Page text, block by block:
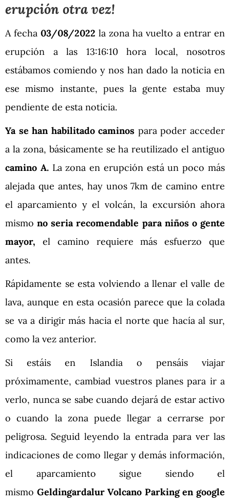
erupción otra vez!
A fecha 03/08/2022 la zona ha vuelto a entrar en
erupción a las 13:16:10 hora local, nosotros
estábamos comiendo y nos han dado la noticia en
ese mismo instante, pues la gente estaba muy
pendiente de esta noticia.
Ya se han habilitado caminos para poder acceder
a la zona, básicamente se ha reutilizado el antiguo
camino A.La zona en erupción está un poco más
alejada que antes, hay unos 7km de camino entre
el aparcamiento y el volcán, la excursión ahora
mismono seria recomendable para niños o gente
mayor, el camino requiere más esfuerzo que
antes.
Rápidamente se esta volviendo a llenar el valle de
lava, aunque en esta ocasión parece que la colada
se va a dirigir más hacia el norte que hacía al sur,
como la vez anterior.
Si estáis en Islandia o pensáis viajar
próximamente, cambiad vuestros planes para ir a
verlo, nunca se sabe cuando dejará de estar activo
o cuando la zona puede llegar a cerrarse por
peligrosa. Seguid leyendo la entrada para ver las
indicaciones de como llegar y demás información,
el aparcamiento sigue siendo el
mismo Geldingardalur Volcano Parking en google